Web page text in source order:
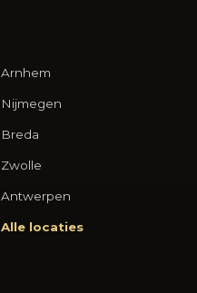
Arnhem
Nijmegen
Breda
Zwolle
Antwerpen
Alle locaties